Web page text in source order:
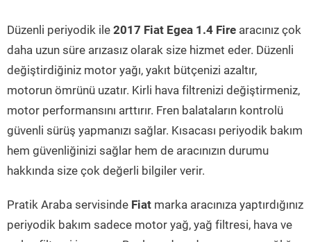
Düzenli periyodik ile 2017 Fiat Egea 1.4 Fire aracınız çok
daha uzun süre arızasız olarak size hizmet eder. Düzenli
değiştirdiğiniz motor yağı, yakıt bütçenizi azaltır,
motorun ömrünü uzatır. Kirli hava filtrenizi değiştirmeniz,
motor performansını arttırır. Fren balataların kontrolü
güvenli sürüş yapmanızı sağlar. Kısacası periyodik bakım
hem güvenliğinizi sağlar hem de aracınızın durumu
hakkında size çok değerli bilgiler verir.
Pratik Araba servisinde Fiat marka aracınıza yaptırdığınız
periyodik bakım sadece motor yağ, yağ filtresi, hava ve